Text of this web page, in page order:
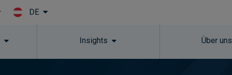
Skip to main content
DE
Insights Über uns